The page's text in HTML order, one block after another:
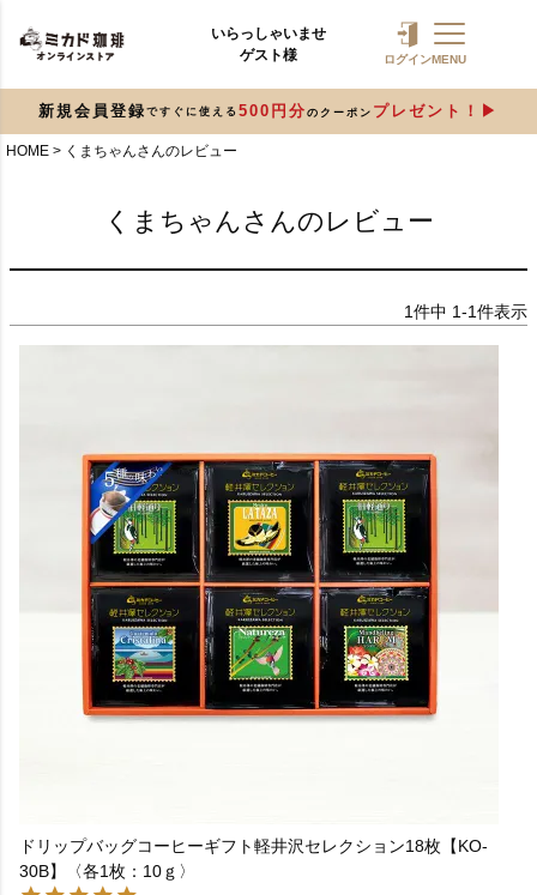
いらっしゃいませ
ゲスト様
ログインMENU
新規会員登録 ですぐに使える 500円分 のクーポン プレゼント！
HOME くまちゃんさんのレビュー
くまちゃんさんのレビュー
1件中 1-1件表示
ドリップバッグコーヒーギフト軽井沢セレクション18枚【KO-
30B】〈各1枚：10ｇ〉